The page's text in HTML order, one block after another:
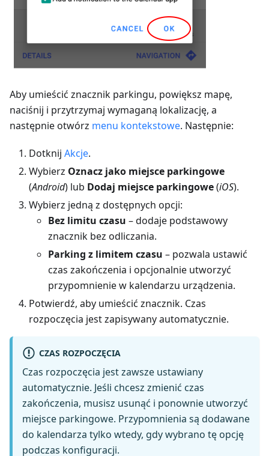
Aby umieścić znacznik parkingu, powiększ mapę,
naciśnij i przytrzymaj wymaganą lokalizację, a
następnie otwórz menu kontekstowe. Następnie:
Dotknij Akcje.
Wybierz Oznacz jako miejsce parkingowe
(Android) lub Dodaj miejsce parkingowe(iOS).
Wybierz jedną z dostępnych opcji:
Bez limitu czasu – dodaje podstawowy
znacznik bez odliczania.
Parking z limitem czasu – pozwala ustawić
czas zakończenia i opcjonalnie utworzyć
przypomnienie w kalendarzu urządzenia.
Potwierdź, aby umieścić znacznik. Czas
rozpoczęcia jest zapisywany automatycznie.
CZAS ROZPOCZĘCIA
Czas rozpoczęcia jest zawsze ustawiany
automatycznie. Jeśli chcesz zmienić czas
zakończenia, musisz usunąć i ponownie utworzyć
miejsce parkingowe. Przypomnienia są dodawane
do kalendarza tylko wtedy, gdy wybrano tę opcję
podczas konfiguracji.